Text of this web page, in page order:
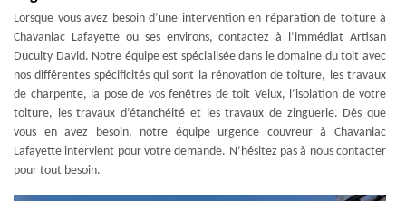
Lorsque vous avez besoin d’une intervention en réparation de toiture à
Chavaniac Lafayette ou ses environs, contactez à l’immédiat Artisan
Duculty David. Notre équipe est spécialisée dans le domaine du toit avec
nos différentes spécificités qui sont la rénovation de toiture, les travaux
de charpente, la pose de vos fenêtres de toit Velux, l’isolation de votre
toiture, les travaux d’étanchéité et les travaux de zinguerie. Dès que
vous en avez besoin, notre équipe urgence couvreur à Chavaniac
Lafayette intervient pour votre demande. N’hésitez pas à nous contacter
pour tout besoin.